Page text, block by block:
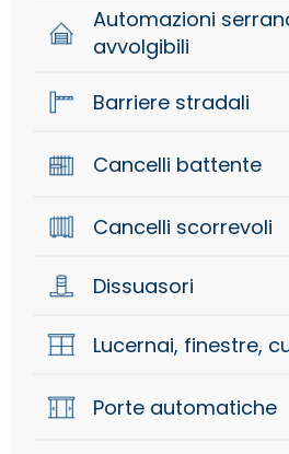
Accessori generici
Dispositivi di sicurezza
Apparecchiature di
Sistemi radio
Automazioni
avvolgibili
Barriere stradali
Cancelli battente
Attuatori interrati per
battente
Braccio per cancelli
Oleodinamiche per
Cancelli scorrevoli
Dissuasori
Lucernai, finestre,
Porte automatiche